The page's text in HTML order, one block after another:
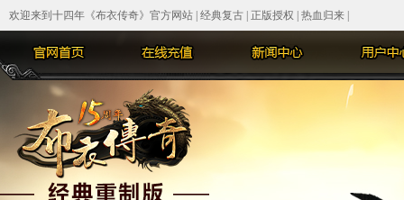
欢迎来到十四年《布衣传奇》官方网站 | 经典复古 | 正版授权 | 热血归来 |